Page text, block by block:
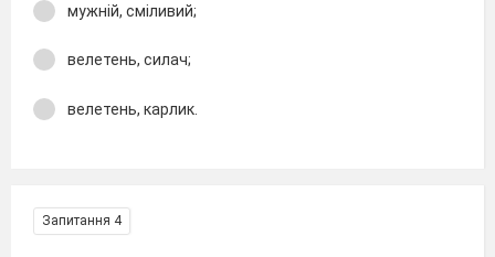
мужній, сміливий;
велетень, силач;
велетень, карлик.
Запитання 4